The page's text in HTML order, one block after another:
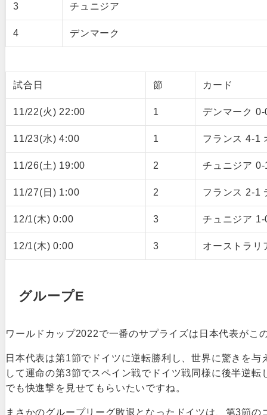
3 チュニジア
4 デンマーク
試合日 節 カード
11/22(火) 22:00 1 デンマーク
11/23(水) 4:00 1 フランス 4-1
11/26(土) 19:00 2 チュニジア
11/27(日) 1:00 2 フランス 2-1
12/1(木) 0:00 3 チュニジア
12/1(木) 0:00 3 オーストラリ
グループE
ワールドカップ2022で一番のサプライズは日本代表が
日本代表は第1節でドイツに逆転勝利し、世界に驚きを
して運命の第3節でスペイン戦でドイツ戦同様に後半逆
でも快進撃を見せてもらいたいですね。
まさかのグループリーグ敗退となったドイツは、第3節